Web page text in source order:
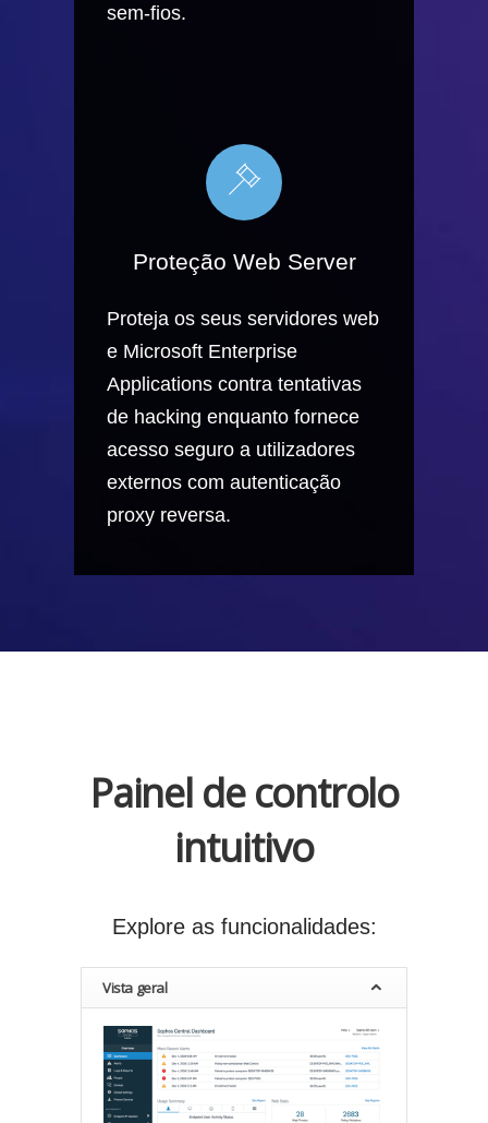
sem-fios.
Proteção Web Server
Proteja os seus servidores web
e Microsoft Enterprise
Applications contra tentativas
de hacking enquanto fornece
acesso seguro a utilizadores
externos com autenticação
proxy reversa.
Painel de controlo
intuitivo
Explore as funcionalidades:
Vista geral